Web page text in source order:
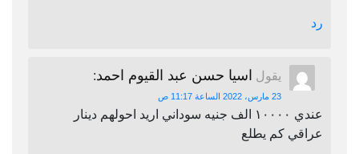
رد
يقول اسيا حسن عبد القيوم احمد:
23 مارس، 2022 الساعة 11:17 ص
عندي ١٠٠٠٠ الف جنيه سوداني اريد احولهم دينار
عراقي كم يطلع